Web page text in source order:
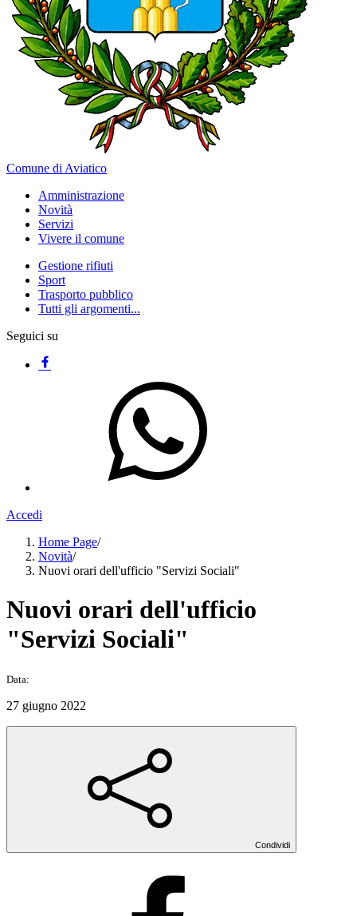
Comune di Aviatico
Amministrazione
Novità
Servizi
Vivere il comune
Gestione rifiuti
Sport
Trasporto pubblico
Tutti gli argomenti...
Seguici su
Accedi
Home Page/
Novità/
Nuovi orari dell'ufficio "Servizi Sociali"
Nuovi orari dell'ufficio
"Servizi Sociali"
Data:
27 giugno 2022
Condividi